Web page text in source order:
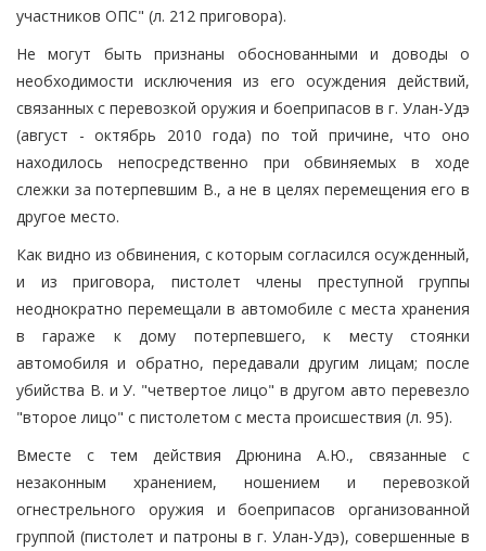
участников ОПС" (л. 212 приговора).
Не могут быть признаны обоснованными и доводы о
необходимости исключения из его осуждения действий,
связанных с перевозкой оружия и боеприпасов в г. Улан-Удэ
(август - октябрь 2010 года) по той причине, что оно
находилось непосредственно при обвиняемых в ходе
слежки за потерпевшим В., а не в целях перемещения его в
другое место.
Как видно из обвинения, с которым согласился осужденный,
и из приговора, пистолет члены преступной группы
неоднократно перемещали в автомобиле с места хранения
в гараже к дому потерпевшего, к месту стоянки
автомобиля и обратно, передавали другим лицам; после
убийства В. и У. "четвертое лицо" в другом авто перевезло
"второе лицо" с пистолетом с места происшествия (л. 95).
Вместе с тем действия Дрюнина А.Ю., связанные с
незаконным хранением, ношением и перевозкой
огнестрельного оружия и боеприпасов организованной
группой (пистолет и патроны в г. Улан-Удэ), совершенные в